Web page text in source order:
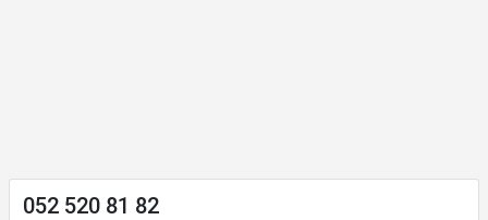
052 520 81 82